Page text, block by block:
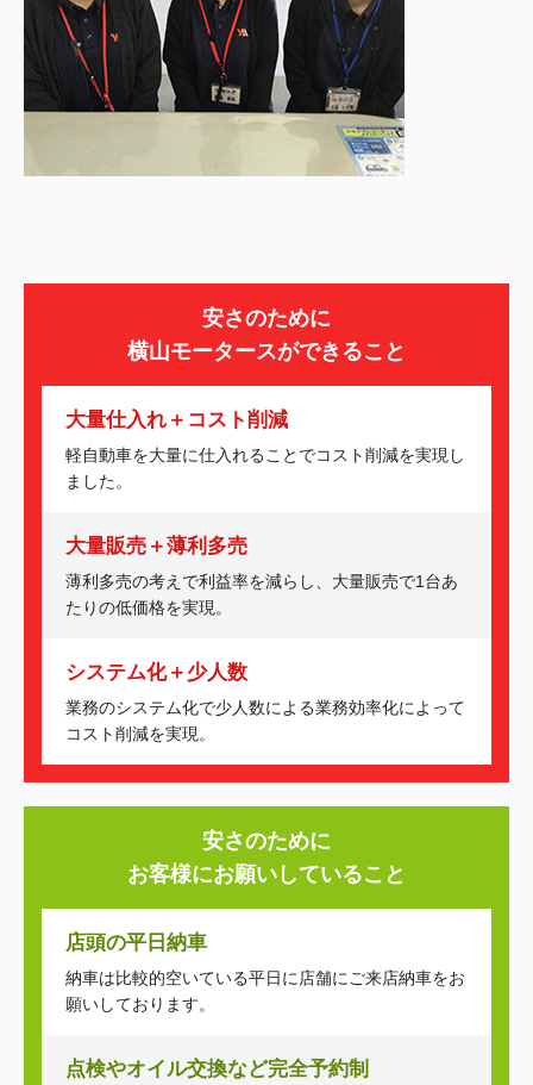
安さのために
横山モータースができること
大量仕入れ＋コスト削減
軽自動車を大量に仕入れることでコスト削減を実現し
ました。
大量販売＋薄利多売
薄利多売の考えで利益率を減らし、大量販売で1台あ
たりの低価格を実現。
システム化＋少人数
業務のシステム化で少人数による業務効率化によって
コスト削減を実現。
安さのために
お客様にお願いしていること
店頭の平日納車
納車は比較的空いている平日に店舗にご来店納車をお
願いしております。
点検やオイル交換など完全予約制